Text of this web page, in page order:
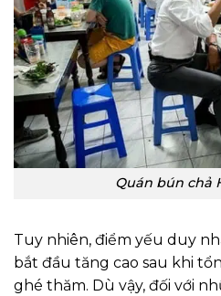
Quán bún chả
Tuy nhiên, điểm yếu duy
bắt đầu tăng cao sau khi
ghé thăm. Dù vậy, đối với